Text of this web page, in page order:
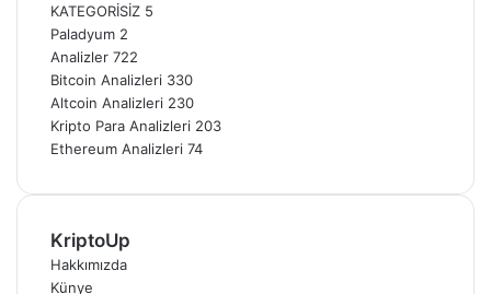
KATEGORİSİZ 5
Paladyum 2
Analizler 722
Bitcoin Analizleri 330
Altcoin Analizleri 230
Kripto Para Analizleri 203
Ethereum Analizleri 74
KriptoUp
Hakkımızda
Künye